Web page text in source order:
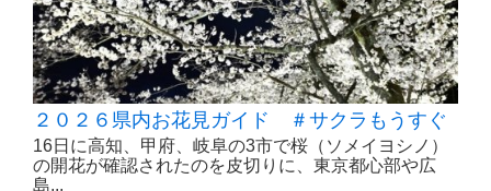
２０２６県内お花見ガイド ＃サクラもうすぐ
16日に高知、甲府、岐阜の3市で桜（ソメイヨシノ）
の開花が確認されたのを皮切りに、東京都心部や広
島...